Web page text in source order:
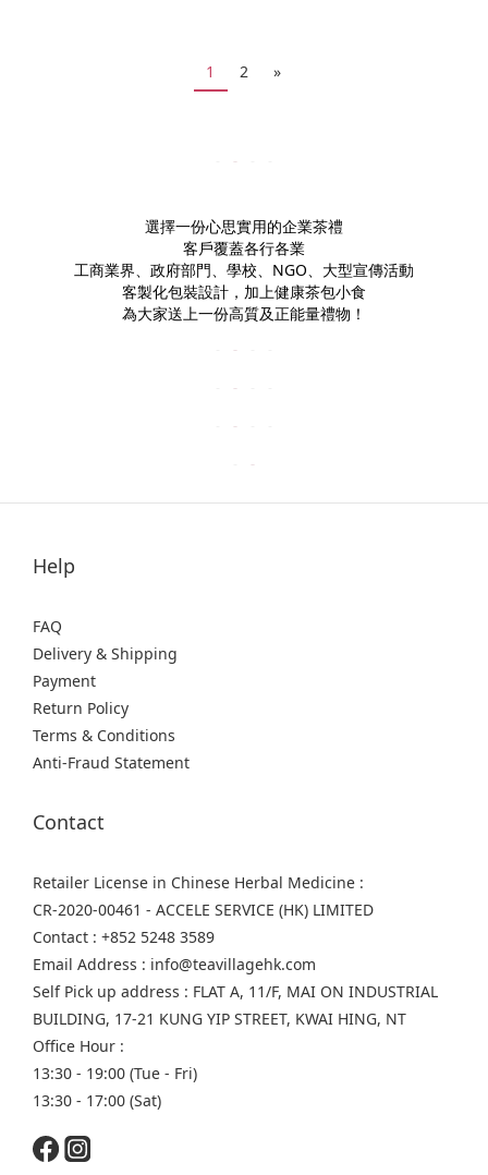
1 2 »
選擇一份心思實用的企業茶禮
客戶覆蓋各行各業
工商業界、政府部門、學校、NGO、大型宣傳活動
客製化包裝設計，加上健康茶包小食
為大家送上一份高質及正能量禮物！
Help
FAQ
Delivery & Shipping
Payment
Return Policy
Terms & Conditions
Anti-Fraud Statement
Contact
Retailer License in Chinese Herbal Medicine :
CR-2020-00461 - ACCELE SERVICE (HK) LIMITED
Contact : +852 5248 3589
Email Address : info@teavillagehk.com
Self Pick up address : FLAT A, 11/F, MAI ON INDUSTRIAL
BUILDING, 17-21 KUNG YIP STREET, KWAI HING, NT
Office Hour :
13:30 - 19:00 (Tue - Fri)
13:30 - 17:00 (Sat)